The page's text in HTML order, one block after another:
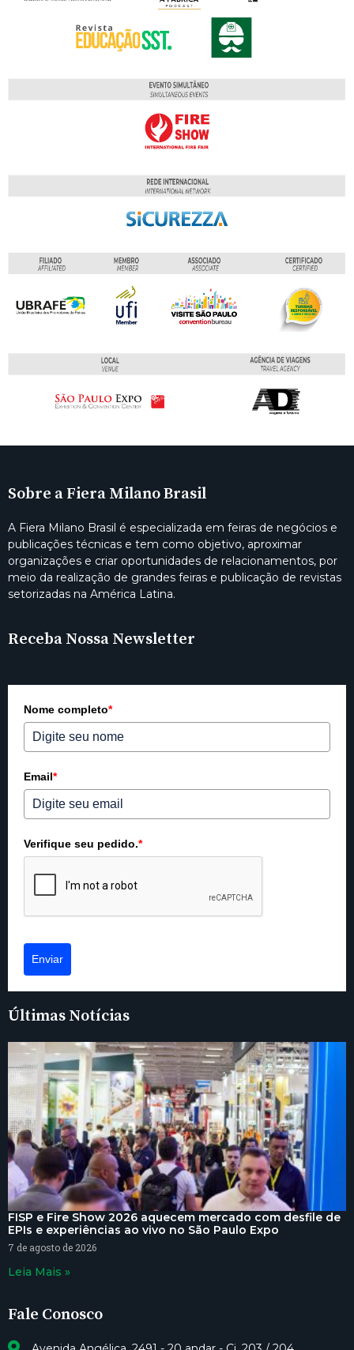
Sobre a Fiera Milano Brasil
A Fiera Milano Brasil é especializada em feiras de negócios e
publicações técnicas e tem como objetivo, aproximar
organizações e criar oportunidades de relacionamentos, por
meio da realização de grandes feiras e publicação de revistas
setorizadas na América Latina.
Receba Nossa Newsletter
Nome completo*
Email*
Verifique seu pedido.*
Enviar
Últimas Notícias
FISP e Fire Show 2026 aquecem mercado com desfile de
EPIs e experiências ao vivo no São Paulo Expo
7 de agosto de 2026
Leia Mais »
Fale Conosco